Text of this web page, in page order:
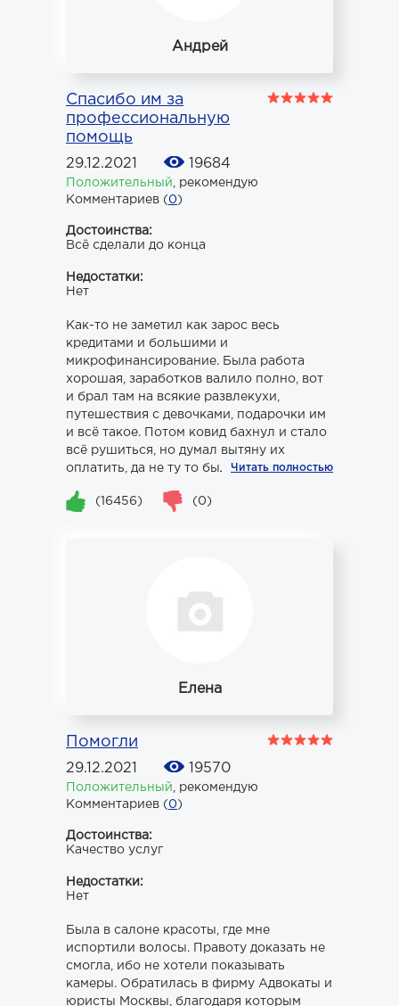
Андрей
Спасибо им за
профессиональную
помощь
29.12.2021 19684
Положительный
рекомендую
Комментариев (0)
Достоинства:
Всё сделали до конца
Недостатки:
Нет
Как-то не заметил как зарос весь
кредитами и большими и
микрофинансирование. Была работа
хорошая, заработков валило полно, вот
и брал там на всякие развлекухи,
путешествия с девочками, подарочки им
и всё такое. Потом ковид бахнул и стало
всё рушиться, но думал вытяну их
оплатить, да не ту то было. Докатился т...
Читать полностью
(16456) (0)
Елена
Помогли
29.12.2021 19570
Положительный
рекомендую
Комментариев (0)
Достоинства:
Качество услуг
Недостатки:
Нет
Была в салоне красоты, где мне
испортили волосы. Правоту доказать не
смогла, ибо не хотели показывать
камеры. Обратилась в фирму Адвокаты и
юристы Москвы, благодаря которым